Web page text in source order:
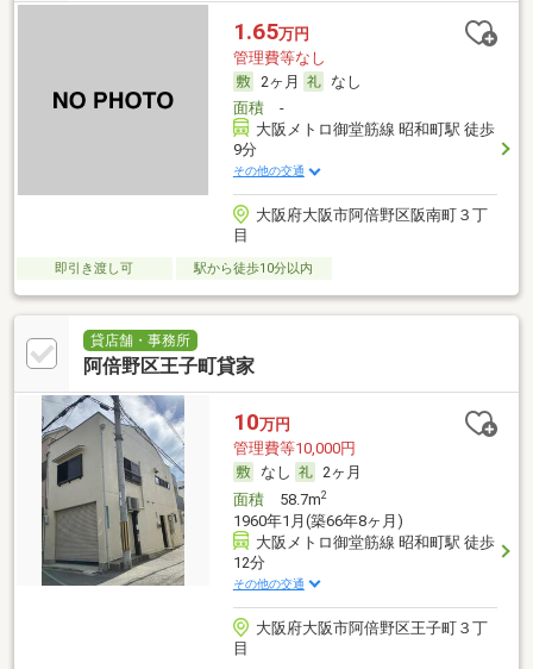
1.65万円
管理費等なし
2ヶ月
なし
面積-
大阪メトロ御堂筋線 昭和町駅 徒歩
9分
その他の交通
大阪府大阪市阿倍野区阪南町３丁
目
即引き渡し可 駅から徒歩10分以内
貸店舗・事務所
阿倍野区王子町貸家
10万円
管理費等10,000円
なし
2ヶ月
面積58.7m2
1960年1月(築66年8ヶ月)
大阪メトロ御堂筋線 昭和町駅 徒歩
12分
その他の交通
大阪府大阪市阿倍野区王子町３丁
目